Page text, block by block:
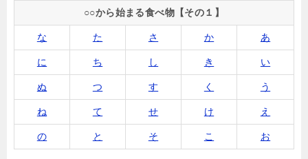
○○から始まる食べ物【その１】
な た さ か あ
に ち し き い
ぬ つ す く う
ね て せ け え
の と そ こ お